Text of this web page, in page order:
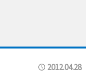
2012.04.28